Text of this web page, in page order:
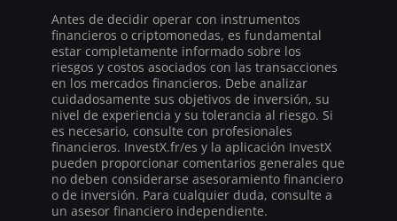
Antes de decidir operar con instrumentos
financieros o criptomonedas, es fundamental
estar completamente informado sobre los
riesgos y costos asociados con las transacciones
en los mercados financieros. Debe analizar
cuidadosamente sus objetivos de inversión, su
nivel de experiencia y su tolerancia al riesgo. Si
es necesario, consulte con profesionales
financieros. InvestX.fr/es y la aplicación InvestX
pueden proporcionar comentarios generales que
no deben considerarse asesoramiento financiero
o de inversión. Para cualquier duda, consulte a
un asesor financiero independiente.